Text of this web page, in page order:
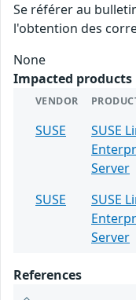
Se référer au
l'obtention des
None
Impacted products
VENDOR
SUSE
SUSE
Server
SUSE
SUSE
Server
References